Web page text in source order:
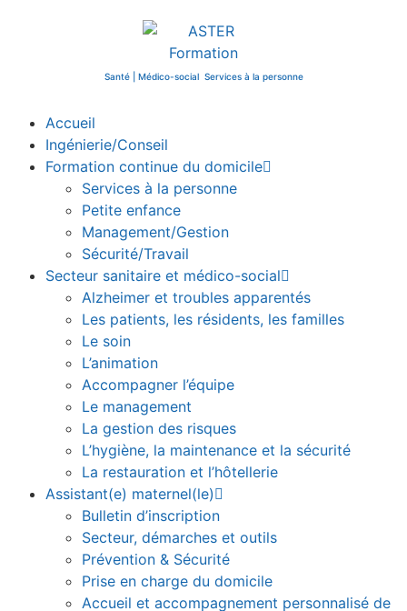
Santé | Médico-social Services à la personne
Accueil
Ingénierie/Conseil
Formation continue du domicile
Services à la personne
Petite enfance
Management/Gestion
Sécurité/Travail
Secteur sanitaire et médico-social
Alzheimer et troubles apparentés
Les patients, les résidents, les familles
Le soin
L’animation
Accompagner l’équipe
Le management
La gestion des risques
L’hygiène, la maintenance et la sécurité
La restauration et l’hôtellerie
Assistant(e) maternel(le)
Bulletin d’inscription
Secteur, démarches et outils
Prévention & Sécurité
Prise en charge du domicile
Accueil et accompagnement personnalisé de